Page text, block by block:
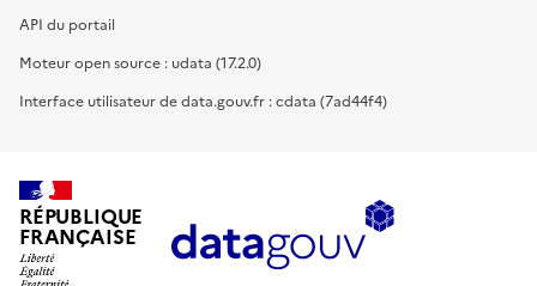
API du portail
Moteur open source : udata (17.2.0)
Interface utilisateur de data.gouv.fr : cdata (7ad44f4)
RÉPUBLIQUE
FRANÇAISE